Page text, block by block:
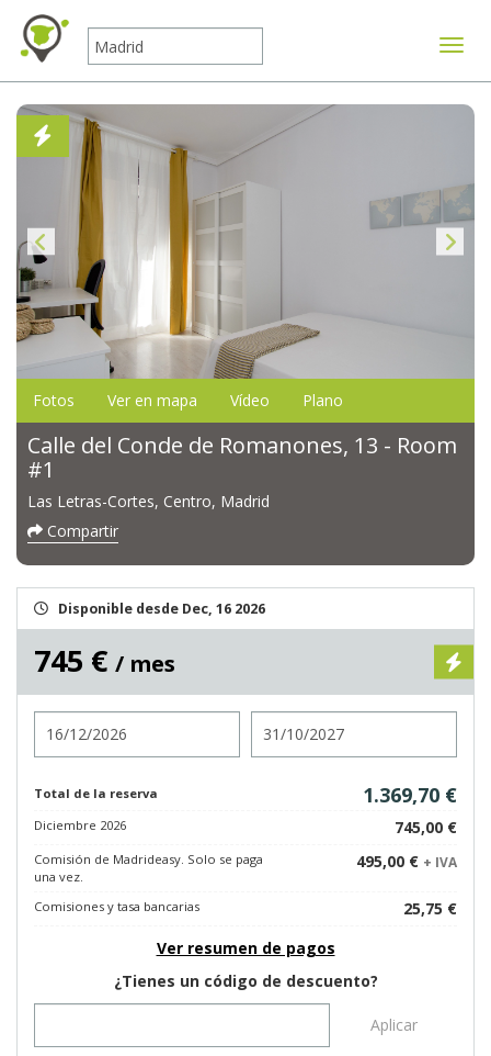
Fotos Ver en mapa Vídeo Plano
Calle del Conde de Romanones, 13 - Room
#1
Las Letras-Cortes, Centro, Madrid
Compartir
Disponible desde Dec, 16 2026
745 € / mes
Total de la reserva 1.369,70 €
Diciembre 2026 745,00 €
Comisión de Madrideasy. Solo se paga
una vez.
495,00 € + IVA
Comisiones y tasa bancarias
25,75 €
Ver resumen de pagos
¿Tienes un código de descuento?
Aplicar